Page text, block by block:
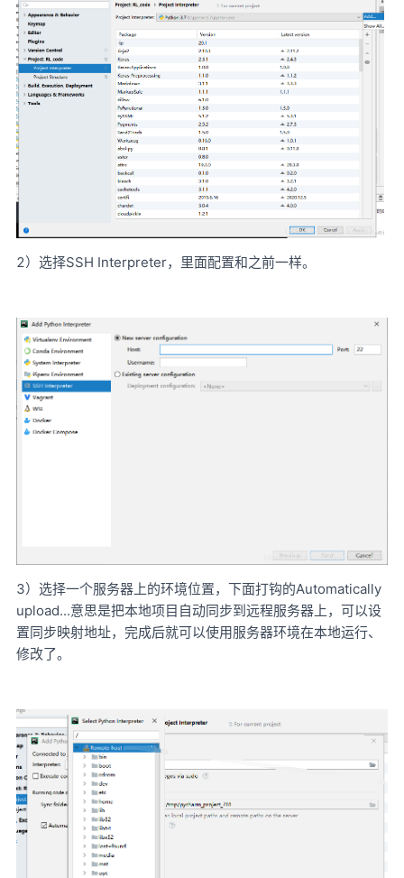
2）选择SSH Interpreter，里面配置和之前一样。
3）选择一个服务器上的环境位置，下面打钩的Automatically
upload...意思是把本地项目自动同步到远程服务器上，可以设
置同步映射地址，完成后就可以使用服务器环境在本地运行、
修改了。